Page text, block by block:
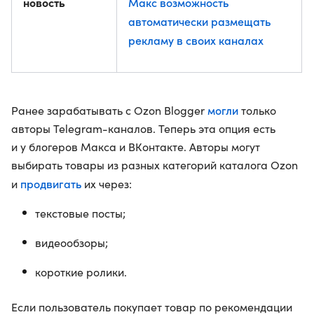
автоматически размещать
рекламу в своих каналах
Ранее зарабатывать с Ozon Blogger моглитолько
авторы Telegram-каналов. Теперь эта опция есть
и у блогеров Макса и ВКонтакте. Авторы могут
выбирать товары из разных категорий каталога Ozon
и продвигать их через:
текстовые посты;
видеообзоры;
короткие ролики.
Если пользователь покупает товар по рекомендации